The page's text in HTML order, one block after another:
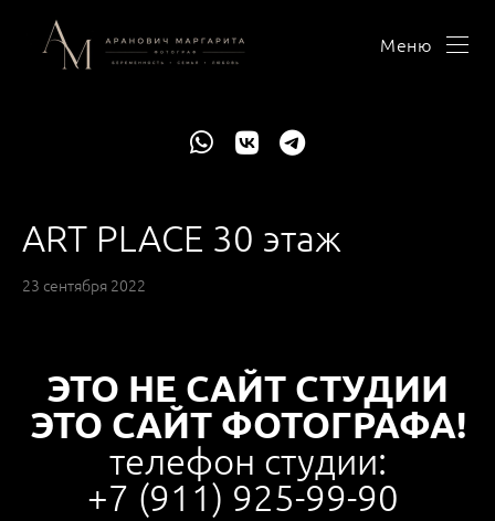
Меню
ART PLACE 30 этаж
23 сентября 2022
ЭТО НЕ САЙТ СТУДИИ
ЭТО САЙТ ФОТОГРАФА!
телефон студии:
+7 (911) 925-99-90